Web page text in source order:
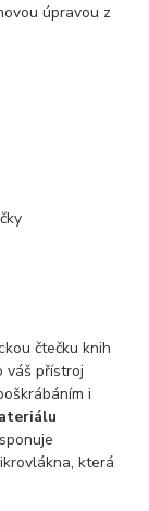
úpravou z
čtečku knih
váš přístroj
i
která